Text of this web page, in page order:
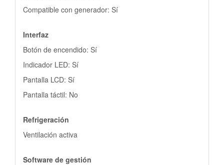
Compatible con generador: Sí
Interfaz
Botón de encendido: Sí
Indicador LED: Sí
Pantalla LCD: Sí
Pantalla táctil: No
Refrigeración
Ventilación activa
Software de gestión